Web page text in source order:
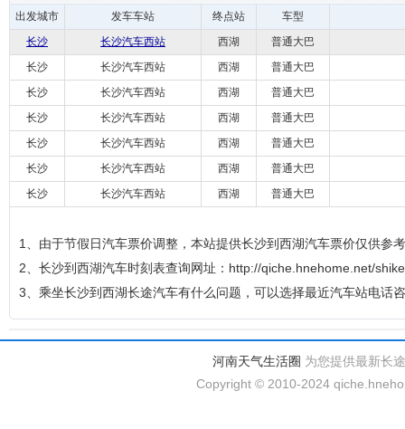
出发城市 发车车站 终点站
车型
长沙
长沙汽车西站 西湖
普通大巴
长沙
长沙汽车西站 西湖
普通大巴
长沙
长沙汽车西站 西湖
普通大巴
长沙
长沙汽车西站 西湖
普通大巴
长沙
长沙汽车西站 西湖
普通大巴
长沙
长沙汽车西站 西湖
普通大巴
长沙
长沙汽车西站 西湖 普通大巴
1、由于节假日汽车票价调整，本站提供长沙到西湖汽车票价仅供参
2、长沙到西湖汽车时刻表查询网址：http://qiche.hnehome.net/
3、乘坐长沙到西湖长途汽车有什么问题，可以选择最近汽车站电话
河南天气生活圈 为您提供最新长
Copyright © 2010-2024